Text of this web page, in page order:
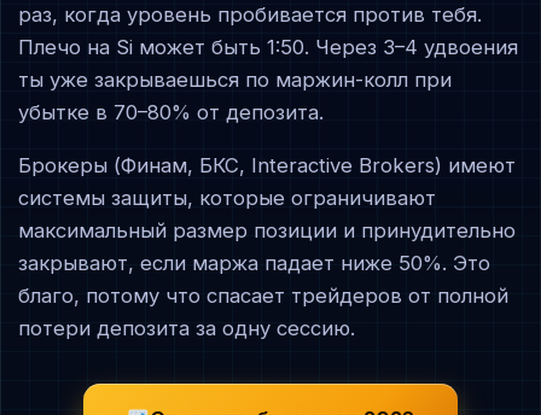
раз, когда уровень пробивается против тебя.
Плечо на Si может быть 1:50. Через 3–4 удвоения
ты уже закрываешься по маржин-колл при
убытке в 70–80% от депозита.
Брокеры (Финам, БКС, Interactive Brokers) имеют
системы защиты, которые ограничивают
максимальный размер позиции и принудительно
закрывают, если маржа падает ниже 50%. Это
благо, потому что спасает трейдеров от полной
потери депозита за одну сессию.